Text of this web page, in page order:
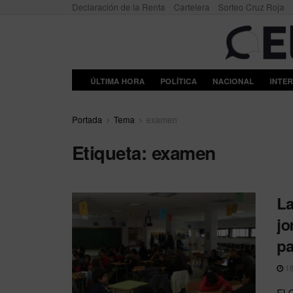
Declaración de la Renta Cartelera Sorteo Cruz Roja
ÚLTIMA HORA POLÍTICA NACIONAL
Portada Tema examen
Etiqueta: examen